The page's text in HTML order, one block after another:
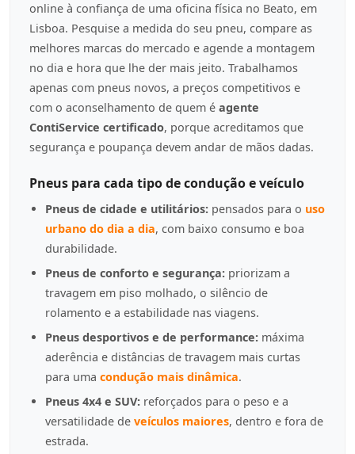
online à confiança de uma oficina física no Beato, em
Lisboa. Pesquise a medida do seu pneu, compare as
melhores marcas do mercado e agende a montagem
no dia e hora que lhe der mais jeito. Trabalhamos
apenas com pneus novos, a preços competitivos e
com o aconselhamento de quem é agente
ContiService certificado, porque acreditamos que
segurança e poupança devem andar de mãos dadas.
Pneus para cada tipo de condução e veículo
Pneus de cidade e utilitários: pensados para o uso
urbano do dia a dia, com baixo consumo e boa
durabilidade.
Pneus de conforto e segurança: priorizam a
travagem em piso molhado, o silêncio de
rolamento e a estabilidade nas viagens.
Pneus desportivos e de performance: máxima
aderência e distâncias de travagem mais curtas
para uma condução mais dinâmica.
Pneus 4x4 e SUV: reforçados para o peso e a
versatilidade de veículos maiores, dentro e fora de
estrada.